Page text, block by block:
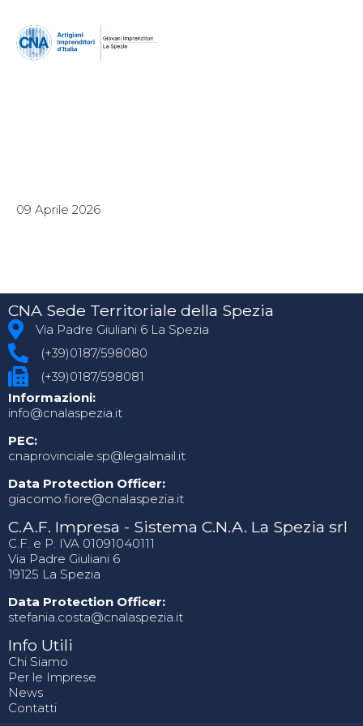
09 Aprile 2026
CNA Sede Territoriale della Spezia
Via Padre Giuliani 6 La Spezia
(+39)0187/598080
(+39)0187/598081
Informazioni:
info@cnalaspezia.it
PEC:
cnaprovinciale.sp@legalmail.it
Data Protection Officer:
giacomo.fiore@cnalaspezia.it
C.A.F. Impresa - Sistema C.N.A. La Spezia srl
C.F. e P. IVA 01091040111
Via Padre Giuliani 6
19125 La Spezia
Data Protection Officer:
stefania.costa@cnalaspezia.it
Info Utili
Chi Siamo
Per le Imprese
News
Contatti